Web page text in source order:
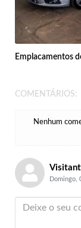
Emplacamentos
COMENTÁRIOS:
Nenhum
Domingo,